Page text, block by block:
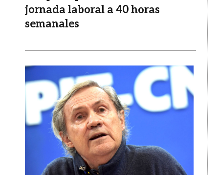
jornada laboral a 40 horas
semanales
Imagen